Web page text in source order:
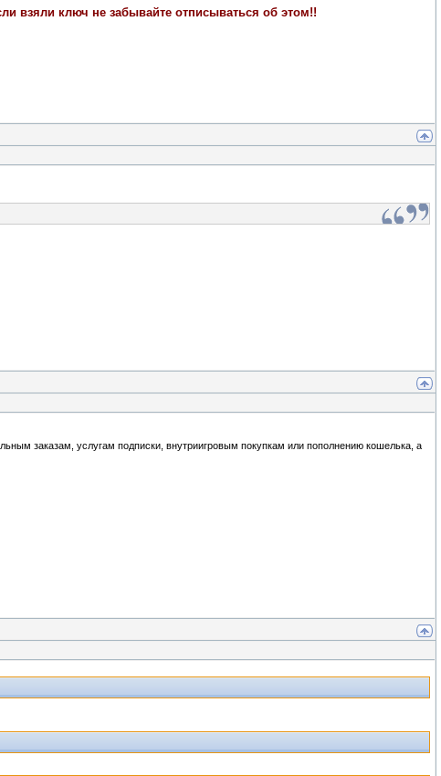
взяли ключ не забывайте отписываться об этом!!
заказам, услугам подписки, внутриигровым покупкам или пополнению кошелька, а